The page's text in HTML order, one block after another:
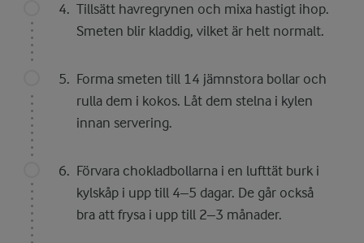
Tillsätt havregrynen och mixa hastigt ihop.
Smeten blir kladdig, vilket är helt normalt.
Forma smeten till 14 jämnstora bollar och
rulla dem i kokos. Låt dem stelna i kylen
innan servering.
Förvara chokladbollarna i en lufttät burk i
kylskåp i upp till 4–5 dagar. De går också
bra att frysa i upp till 2–3 månader.